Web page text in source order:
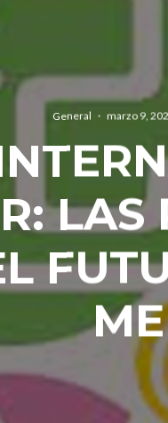
General · marzo 9,
LAS